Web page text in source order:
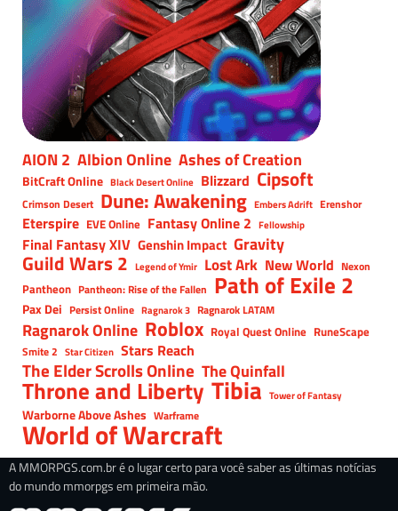
AION 2 Albion Online Ashes of Creation
BitCraft Online Black Desert Online Blizzard Cipsoft
Crimson Desert Dune: Awakening Embers Adrift Erenshor
Eterspire EVE Online Fantasy Online 2 Fellowship
Final Fantasy XIV Genshin Impact Gravity
Guild Wars 2 Legend of Ymir Lost Ark New World Nexon
Pantheon Pantheon: Rise of the Fallen Path of Exile 2
Pax Dei Persist Online Ragnarok 3 Ragnarok LATAM
Ragnarok Online Roblox Royal Quest Online RuneScape
Smite 2 Star Citizen Stars Reach
The Elder Scrolls Online The Quinfall
Throne and Liberty Tibia Tower of Fantasy
Warborne Above Ashes Warframe
World of Warcraft
A MMORPGS.com.br é o lugar certo para você saber as últimas notícias
do mundo mmorpgs em primeira mão.